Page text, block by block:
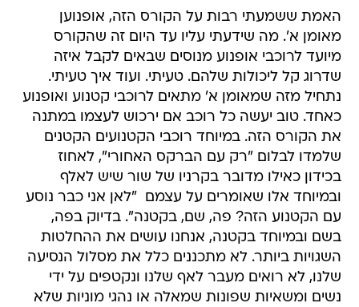
האמת ששמעתי רבות על הקורס הזה, אופנוען
מאומן א'. מה שידעתי עליו עד היום זה שהקורס
מיועד לרוכבי אופנוע מנוסים שבאים לקבל איזה
שדרוג קל ליכולות שלהם. טעיתי. ועוד איך טעיתי.
נתחיל מזה שמאומן א' מתאים לרוכבי קטנוע ואופנוע
כאחד. טוב יעשה כל רוכב אם ירכוש לעצמו במתנה
את הקורס הזה. במיוחד רוכבי הקטנועים הקטנים
שלמדו לבלום "רק עם הברקס האחורי", לאחוז
בכידון כאילו מדובר בקרניו של שור שיש לאלף
ובמיוחד אלו שאומרים על עצמם  "לאן אני כבר נוסע
עם הקטנוע הזה? פה, שם, בקטנה". בדיוק בפה,
בשם ובמיוחד בקטנה, אנחנו עושים את ההחלטות
השגויות ביותר. לא מתכננים כלל את מסלול הנסיעה
שלנו, לא רואים מעבר לאף שלנו ונקטפים על ידי
נשים ומשאיות שפונות שמאלה או נהגי מוניות שלא